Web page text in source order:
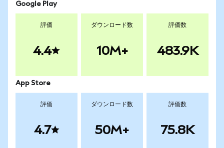
Google Play
評価
4.4
ダウンロード数
10M+
評価数
483.9K
App Store
評価
4.7
ダウンロード数
50M+
評価数
75.8K